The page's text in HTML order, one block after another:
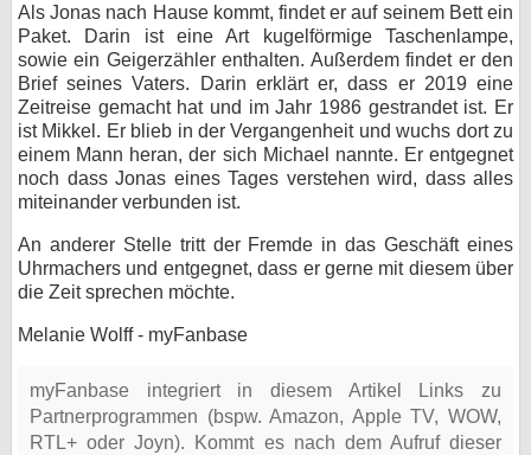
Als Jonas nach Hause kommt, findet er auf seinem Bett ein
Paket. Darin ist eine Art kugelförmige Taschenlampe,
sowie ein Geigerzähler enthalten. Außerdem findet er den
Brief seines Vaters. Darin erklärt er, dass er 2019 eine
Zeitreise gemacht hat und im Jahr 1986 gestrandet ist. Er
ist Mikkel. Er blieb in der Vergangenheit und wuchs dort zu
einem Mann heran, der sich Michael nannte. Er entgegnet
noch dass Jonas eines Tages verstehen wird, dass alles
miteinander verbunden ist.
An anderer Stelle tritt der Fremde in das Geschäft eines
Uhrmachers und entgegnet, dass er gerne mit diesem über
die Zeit sprechen möchte.
Melanie Wolff - myFanbase
myFanbase integriert in diesem Artikel Links zu
Partnerprogrammen (bspw. Amazon, Apple TV, WOW,
RTL+ oder Joyn). Kommt es nach dem Aufruf dieser